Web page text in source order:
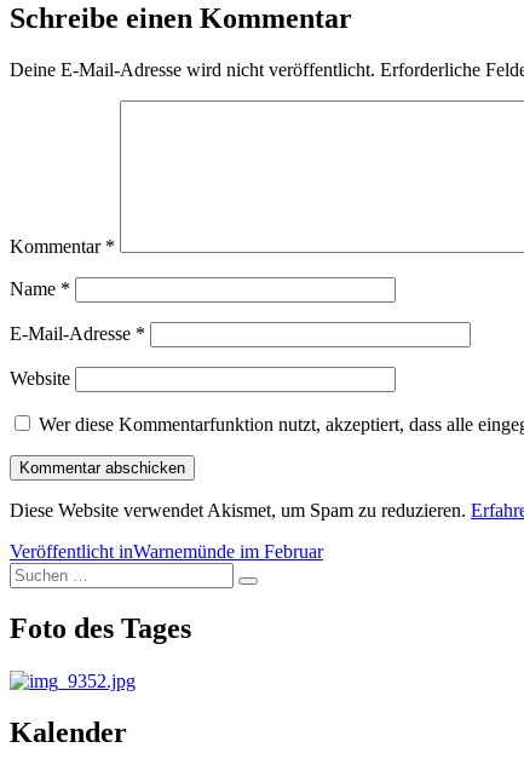
Schreibe einen Kommentar
Deine E-Mail-Adresse wird nicht veröffentlicht. Erforderliche
Kommentar *
Name *
E-Mail-Adresse *
Website
Wer diese Kommentarfunktion nutzt, akzeptiert, dass alle
Diese Website verwendet Akismet, um Spam zu reduzieren.
Beitragsnavigation
Veröffentlicht inWarnemünde im Februar
Suchen
nach:
Suchen
Foto des Tages
Kalender